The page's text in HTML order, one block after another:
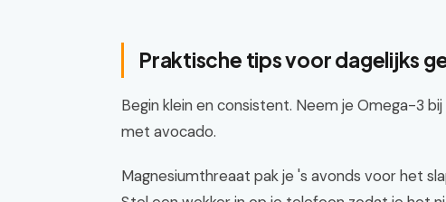
Praktische tips voor dagelijks
Begin klein en consistent. Neem je Omega-3
met avocado.
Magnesiumthreaat pak je 's avonds voor het